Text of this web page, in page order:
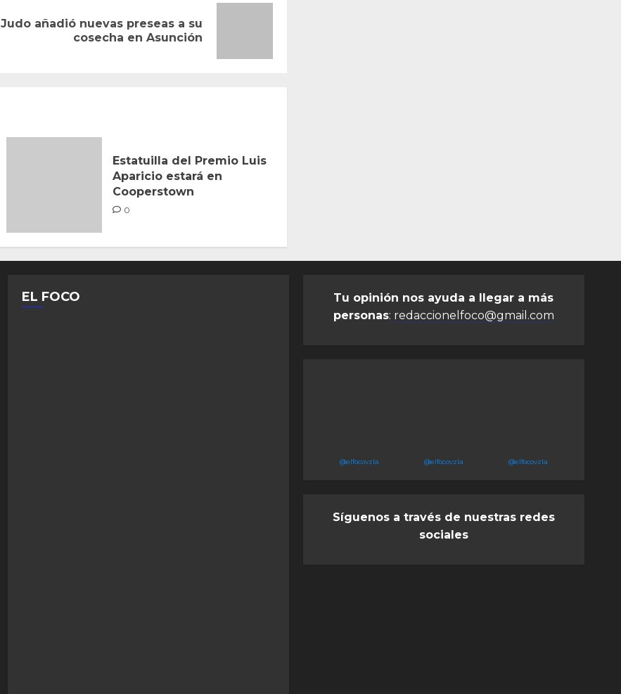
Entrada
Siguiente
Judo añadió nuevas preseas a su
cosecha en Asunción
Estatuilla del Premio Luis
Aparicio estará en
Cooperstown
0
EL FOCO
Tu opinión nos ayuda a llegar a más
personas: redaccionelfoco@gmail.com
@elfocovzla @elfocovzla @elfocovzla
Síguenos a través de nuestras redes
sociales